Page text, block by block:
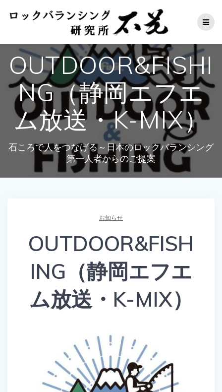
ン
ツ
へ
ス
ッ
プ
OUTDOOR&FISHI
NG（静岡エフエ
ム放送・K-MIX）
石ころで人をつなげる～日本のロックバランシング
第一人者からのご提案
お知らせ
OUTDOOR&FISH
ING（静岡エフエ
ム放送・K-MIX）